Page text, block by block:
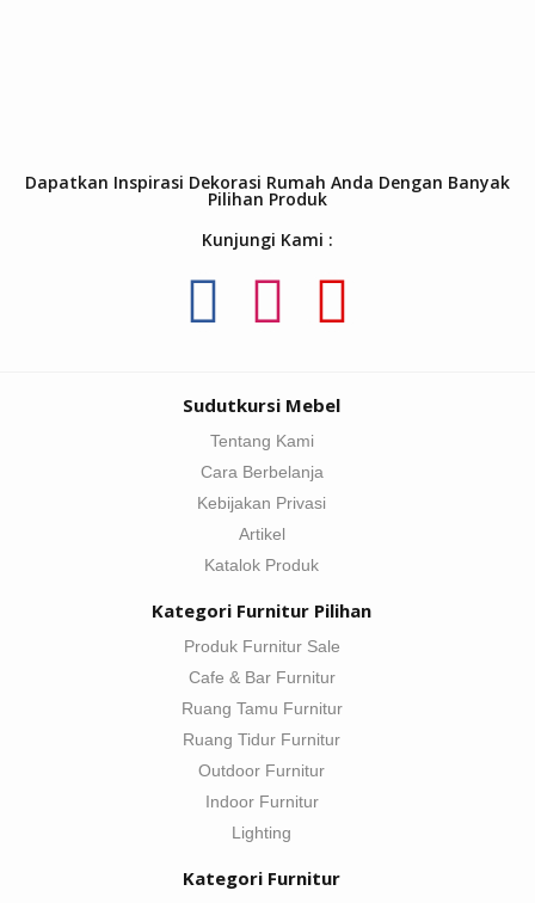
Dapatkan Inspirasi Dekorasi Rumah Anda Dengan Banyak
Pilihan Produk
Kunjungi Kami :
Sudutkursi Mebel
Tentang Kami
Cara Berbelanja
Kebijakan Privasi
Artikel
Katalok Produk
Kategori Furnitur Pilihan
Produk Furnitur Sale
Cafe & Bar Furnitur
Ruang Tamu Furnitur
Ruang Tidur Furnitur
Outdoor Furnitur
Indoor Furnitur
Lighting
Kategori Furnitur